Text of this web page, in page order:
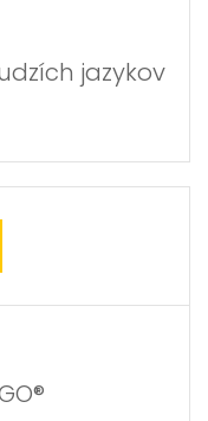
jazykov